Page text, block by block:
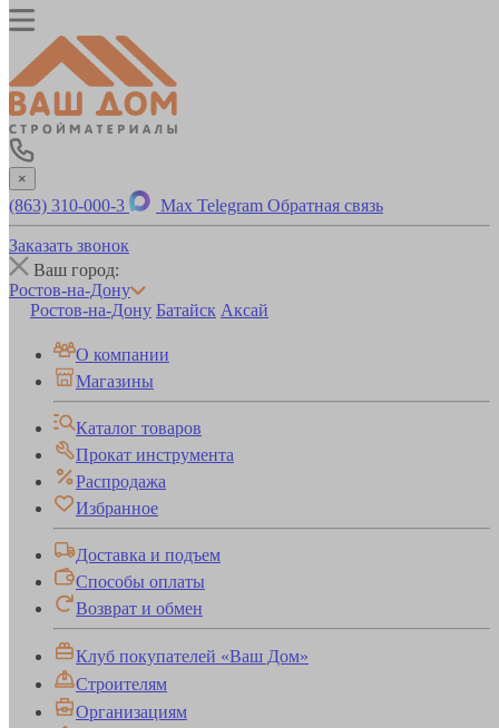
×
(863) 310-000-3 Max Telegram Обратная связь
Заказать звонок
Ваш город:
Ростов-на-Дону
Ростов-на-Дону Батайск Аксай
О компании
Магазины
Каталог товаров
Прокат инструмента
Распродажа
Избранное
Доставка и подъем
Способы оплаты
Возврат и обмен
Клуб покупателей «Ваш Дом»
Строителям
Организациям